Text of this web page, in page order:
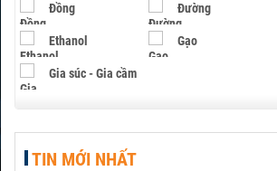
Đồng Đường
Ethanol Gạo
Gia súc - Gia cầm
Hạt điều
TIN MỚI NHẤT